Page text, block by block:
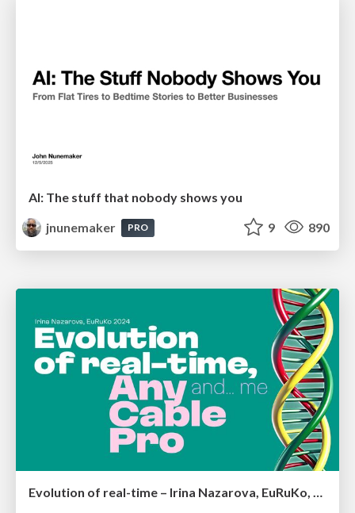
AI: The stuff that nobody shows you
jnunemaker
PRO 9 890
Evolution of real-time – Irina Nazarova, EuRuKo, 2024